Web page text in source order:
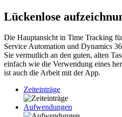
Lückenlose
Die Hauptansicht in Time Tracking
Service Automation und Dynamics
Sie vermutlich an den guten, alten
einfach wie die Verwendung eines
ist auch die Arbeit mit der App.
Zeiteinträge
Aufwendungen